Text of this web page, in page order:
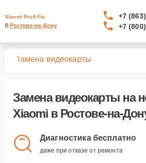
Xiaomi Profi Fix
В Ростове-на-Дону
+7
+7
Замена видеокарты
Замена видеокарты на
Xiaomi в Ростове-на-
Диагностика бесплатно
даже при отказе от ремонта